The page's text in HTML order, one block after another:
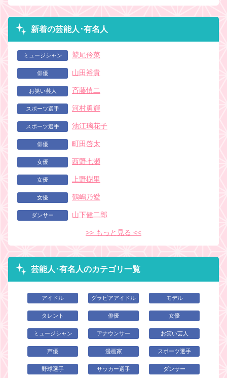
新着の芸能人･有名人
ミュージシャン 鷲尾伶菜
俳優 山田裕貴
お笑い芸人 斉藤慎二
スポーツ選手 河村勇輝
スポーツ選手 池江璃花子
俳優 町田啓太
女優 西野七瀬
女優 上野樹里
女優 鶴嶋乃愛
ダンサー 山下健二郎
>> もっと見る <<
芸能人･有名人のカテゴリ一覧
アイドル グラビアアイドル モデル
タレント 俳優 女優
ミュージシャン アナウンサー お笑い芸人
声優 漫画家 スポーツ選手
野球選手 サッカー選手 ダンサー